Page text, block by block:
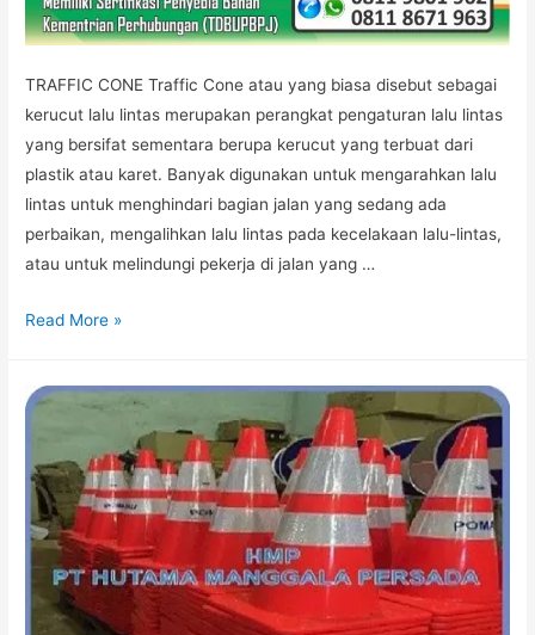
TRAFFIC CONE Traffic Cone atau yang biasa disebut sebagai
kerucut lalu lintas merupakan perangkat pengaturan lalu lintas
yang bersifat sementara berupa kerucut yang terbuat dari
plastik atau karet. Banyak digunakan untuk mengarahkan lalu
lintas untuk menghindari bagian jalan yang sedang ada
perbaikan, mengalihkan lalu lintas pada kecelakaan lalu-lintas,
atau untuk melindungi pekerja di jalan yang …
TRAFFIC
Read More »